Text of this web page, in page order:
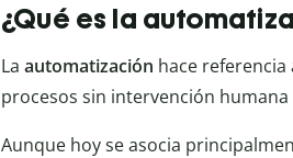
¿Qué es la
La automatización hace
procesos sin intervención
Aunque hoy se asocia